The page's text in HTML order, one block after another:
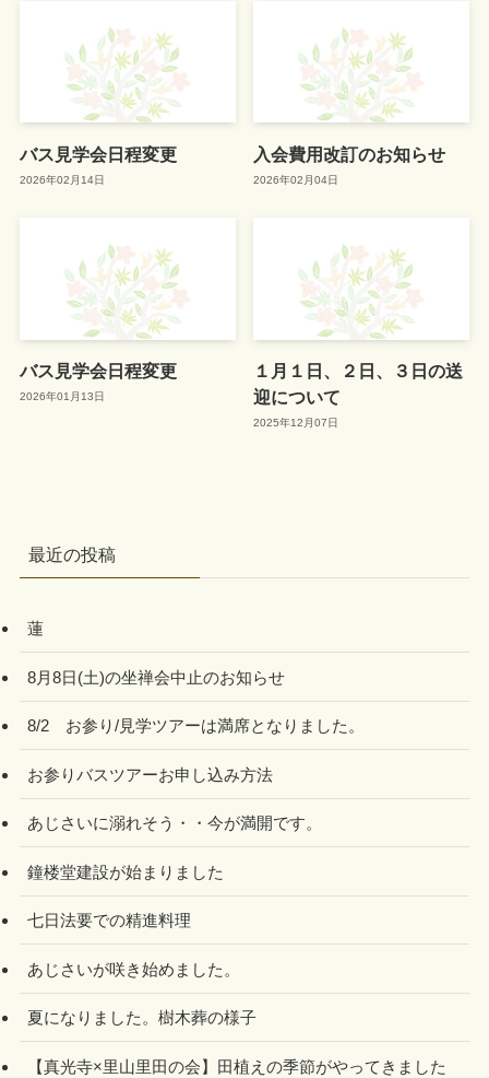
バス見学会日程変更
2026年02月14日
入会費用改訂のお知らせ
2026年02月04日
バス見学会日程変更
2026年01月13日
１月１日、２日、３日の送
迎について
2025年12月07日
最近の投稿
蓮
8月8日(土)の坐禅会中止のお知らせ
8/2 お参り/見学ツアーは満席となりました。
お参りバスツアーお申し込み方法
あじさいに溺れそう・・今が満開です。
鐘楼堂建設が始まりました
七日法要での精進料理
あじさいが咲き始めました。
夏になりました。樹木葬の様子
【真光寺×里山里田の会】田植えの季節がやってきました